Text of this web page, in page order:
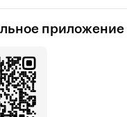
приложение